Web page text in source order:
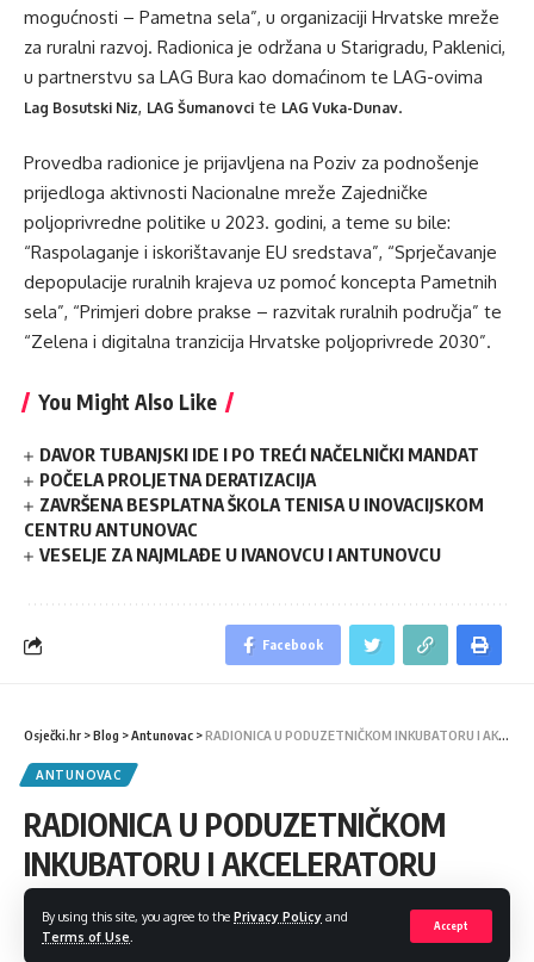
By using this site, you agree to the Privacy Policy and
Terms of Use
Accept
mogućnosti – Pametna sela”, u organizaciji Hrvatske mreže
za ruralni razvoj. Radionica je održana u Starigradu, Paklenici,
u partnerstvu sa LAG Bura kao domaćinom te LAG-ovima
Lag Bosutski Niz, LAG Šumanovci te LAG Vuka-Dunav.
Provedba radionice je prijavljena na Poziv za podnošenje
prijedloga aktivnosti Nacionalne mreže Zajedničke
poljoprivredne politike u 2023. godini, a teme su bile:
“Raspolaganje i iskorištavanje EU sredstava”, “Sprječavanje
depopulacije ruralnih krajeva uz pomoć koncepta Pametnih
sela”, “Primjeri dobre prakse – razvitak ruralnih područja” te
“Zelena i digitalna tranzicija Hrvatske poljoprivrede 2030”.
You Might Also Like
DAVOR TUBANJSKI IDE I PO TREĆI NAČELNIČKI MANDAT
POČELA PROLJETNA DERATIZACIJA
ZAVRŠENA BESPLATNA ŠKOLA TENISA U INOVACIJSKOM
CENTRU ANTUNOVAC
VESELJE ZA NAJMLAĐE U IVANOVCU I ANTUNOVCU
Facebook
Osječki.hr >Blog >Antunovac >RADIONICA U PODUZETNIČKOM INKUBATORU I AKCELERATORU
ANTUNOVAC
RADIONICA U PODUZETNIČKOM
INKUBATORU I AKCELERATORU
Poljoprivreda EU postaje pravednija, zelenija i usmjerenija na
rezultate